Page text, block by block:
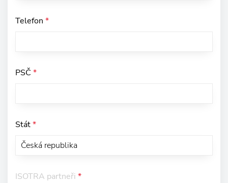
Telefon *
PSČ *
Stát*
ISOTRA partneři *